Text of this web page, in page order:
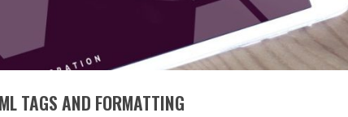
TAGS AND FORMATTING